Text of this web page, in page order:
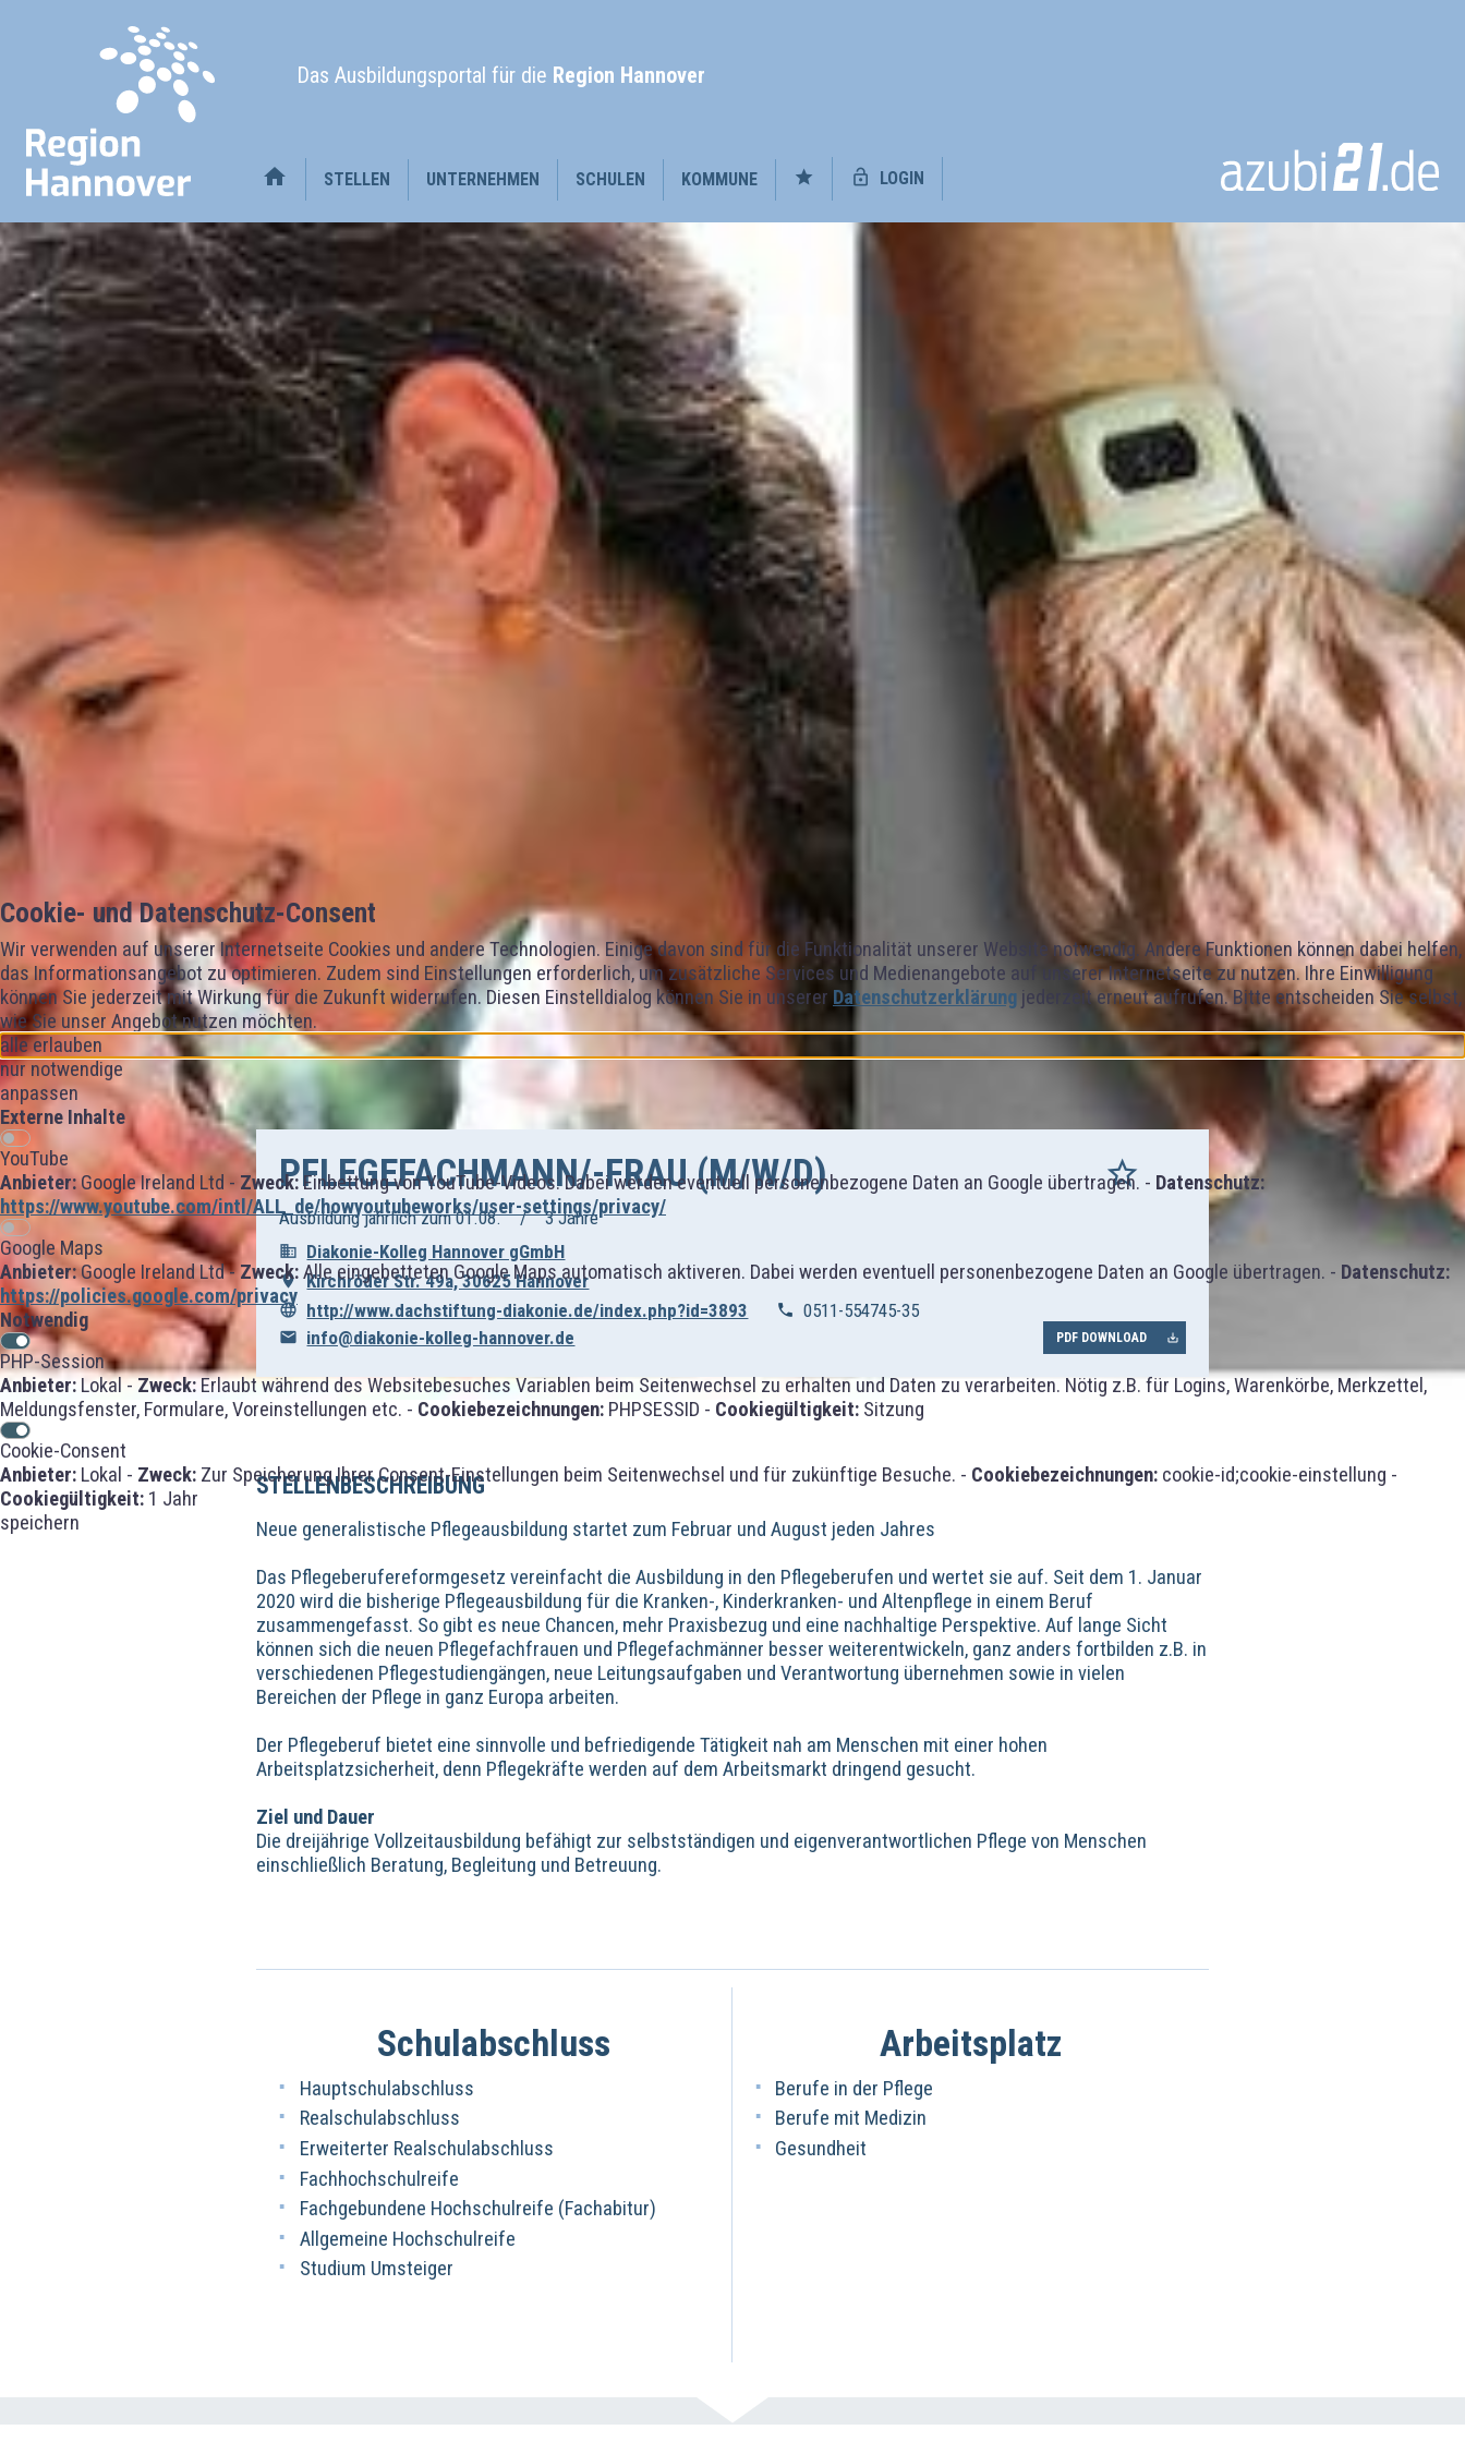
Cookie- und Datenschutz-Consent
Wir verwenden auf unserer Internetseite Cookies und andere Technologien. Einige davon sind für die Funktionalität unserer Website notwendig. Andere Funktionen können dabei helfen,
das Informationsangebot zu optimieren. Zudem sind Einstellungen erforderlich, um zusätzliche Services und Medienangebote auf unserer Internetseite zu nutzen. Ihre Einwilligung
können Sie jederzeit mit Wirkung für die Zukunft widerrufen. Diesen Einstelldialog können Sie in unserer Datenschutzerklärung jederzeit erneut aufrufen. Bitte entscheiden Sie selbst,
wie Sie unser Angebot nutzen möchten.
alle erlauben
nur notwendige
anpassen
Externe Inhalte
YouTube
Anbieter:Google Ireland Ltd - Zweck:Einbettung von YouTube-Videos. Dabei werden eventuell personenbezogene Daten an Google übertragen. - Datenschutz:
https://www.youtube.com/intl/ALL_de/howyoutubeworks/user-settings/privacy/
Google Maps
Anbieter:Google Ireland Ltd -Zweck:Alle eingebetteten Google Maps automatisch aktiveren. Dabei werden eventuell personenbezogene Daten an Google übertragen. - Datenschutz:
https://policies.google.com/privacy
Notwendig
PHP-Session
Anbieter: Lokal -Zweck:Erlaubt während des Websitebesuches Variablen beim Seitenwechsel zu erhalten und Daten zu verarbeiten. Nötig z.B. für Logins, Warenkörbe, Merkzettel,
Meldungsfenster, Formulare, Voreinstellungen etc. - Cookiebezeichnungen: PHPSESSID - Cookiegültigkeit: Sitzung
Cookie-Consent
Anbieter: Lokal - Zweck: Zur Speicherung Ihrer Consent-Einstellungen beim Seitenwechsel und für zukünftige Besuche. - Cookiebezeichnungen: cookie-id;cookie-einstellung -
Cookiegültigkeit: 1 Jahr
speichern
Das Ausbildungsportal für die Region Hannover
STELLEN UNTERNEHMEN SCHULEN KOMMUNE LOGIN
PFLEGEFACHMANN/-FRAU (M/W/D)
Ausbildung jährlich zum 01.08.
3 Jahre
Diakonie-Kolleg Hannover gGmbH
Kirchröder Str. 49a, 30625 Hannover
http://www.dachstiftung-diakonie.de/index.php?id=3893
0511-554745-35
info@diakonie-kolleg-hannover.de
PDF DOWNLOAD
STELLENBESCHREIBUNG
Neue generalistische Pflegeausbildung startet zum Februar und August jeden Jahres
Das Pflegeberufereformgesetz vereinfacht die Ausbildung in den Pflegeberufen und wertet sie auf. Seit dem 1. Januar
2020 wird die bisherige Pflegeausbildung für die Kranken-, Kinderkranken- und Altenpflege in einem Beruf
zusammengefasst. So gibt es neue Chancen, mehr Praxisbezug und eine nachhaltige Perspektive. Auf lange Sicht
können sich die neuen Pflegefachfrauen und Pflegefachmänner besser weiterentwickeln, ganz anders fortbilden z.B. in
verschiedenen Pflegestudiengängen, neue Leitungsaufgaben und Verantwortung übernehmen sowie in vielen
Bereichen der Pflege in ganz Europa arbeiten.
Der Pflegeberuf bietet eine sinnvolle und befriedigende Tätigkeit nah am Menschen mit einer hohen
Arbeitsplatzsicherheit, denn Pflegekräfte werden auf dem Arbeitsmarkt dringend gesucht.
Ziel und Dauer
Die dreijährige Vollzeitausbildung befähigt zur selbstständigen und eigenverantwortlichen Pflege von Menschen
einschließlich Beratung, Begleitung und Betreuung.
Schulabschluss
Hauptschulabschluss
Realschulabschluss
Erweiterter Realschulabschluss
Fachhochschulreife
Fachgebundene Hochschulreife (Fachabitur)
Allgemeine Hochschulreife
Studium Umsteiger
Arbeitsplatz
Berufe in der Pflege
Berufe mit Medizin
Gesundheit